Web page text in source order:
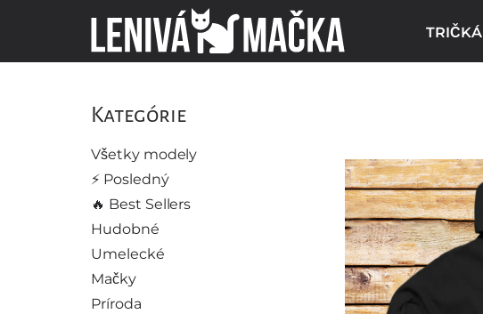
TRIČKÁ
Kategórie
Všetky modely
⚡️ Posledný
🔥 Best Sellers
Hudobné
Umelecké
Mačky
Príroda